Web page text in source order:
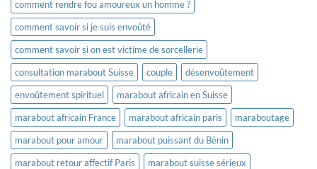
comment rendre fou amoureux un homme ?
comment savoir si je suis envoûté
comment savoir si on est victime de sorcellerie
consultation marabout Suisse
couple
désenvoûtement
envoûtement spirituel
marabout africain en Suisse
marabout africain France
marabout africain paris
maraboutage
marabout pour amour
marabout puissant du Bénin
marabout retour affectif Paris
marabout suisse sérieux